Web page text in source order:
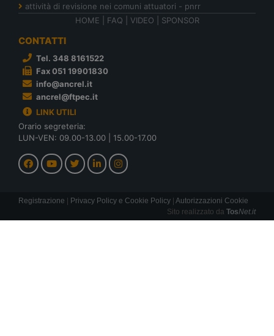
attività di revisione nei comuni attuatori - pnrr
HOME
FAQ VIDEO SPONSOR
CONTATTI
Tel. 348 8161522
Fax 051 19901830
info@ancrel.it
ancrel@ftpec.it
LINK UTILI
Orario segreteria:
LUN-VEN: 09.00-13.00 | 15.00-17.00
Registrazione | Privacy Policy e Cookie Policy | Autorizzazioni Cookie
Sito realizzato da TosNet.it